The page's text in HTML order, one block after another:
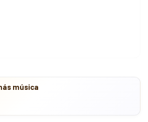
música